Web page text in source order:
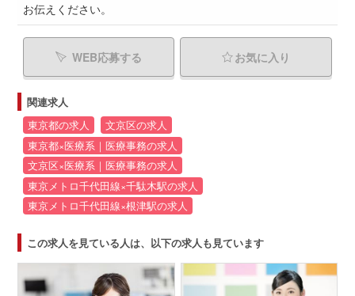
お伝えください。
WEB応募する お気に入り
関連求人
東京都の求人
文京区の求人
東京都×医療系｜医療事務の求人
文京区×医療系｜医療事務の求人
東京メトロ千代田線×千駄木駅の求人
東京メトロ千代田線×根津駅の求人
この求人を見ている人は、以下の求人も見ています